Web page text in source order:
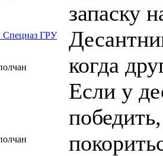
Спецназ ГРУ
запаску
когда
Если у